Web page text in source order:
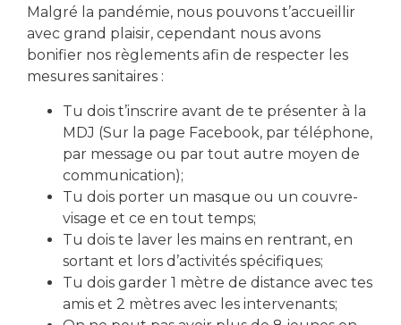
Local Action Jeunes
télécharger le formulaire d'inscription
Partager cet événement
Malgré la pandémie, nous pouvons t’accueillir
avec grand plaisir, cependant nous avons
bonifier nos règlements afin de respecter les
mesures sanitaires :
Tu dois t’inscrire avant de te présenter à la
MDJ (Sur la page Facebook, par téléphone,
par message ou par tout autre moyen de
communication);
Tu dois porter un masque ou un couvre-
visage et ce en tout temps;
Tu dois te laver les mains en rentrant, en
sortant et lors d’activités spécifiques;
Tu dois garder 1 mètre de distance avec tes
amis et 2 mètres avec les intervenants;